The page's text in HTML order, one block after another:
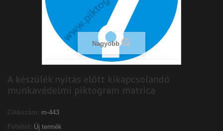
Nagyobb
A készülék nyitás előtt kikapcsolandó
munkavédelmi piktogram matrica
Cikkszám: m-443
Feltétel: Új termék